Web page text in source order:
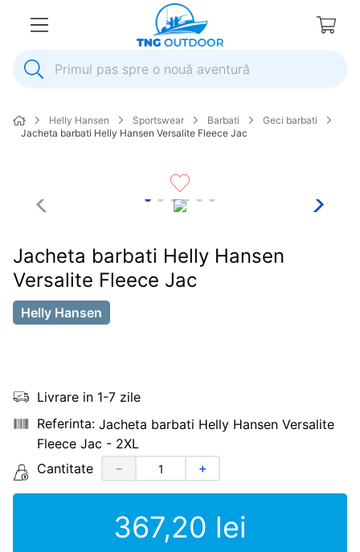
Primul pas spre o nouă aventură
2.
colac salvare
plumb
.
pompa apa
8.
mulineta
9.
biminitop
Helly Hansen Sportswear Barbati
Geci barbati
Jacheta barbati Helly Hansen Versalite Fleece Jac
Jacheta barbati Helly Hansen
Versalite Fleece Jac
Helly Hansen
Livrare in 1-7 zile
Jacheta barbati Helly Hansen Versalite
Fleece Jac - 2XL
Cantitate
＋
－
367,20 lei